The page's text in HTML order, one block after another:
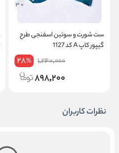
+ 3
ست شورت و سوتین اسفنجی طرح
گیپور کاپ A کد 1127
1,240,000
28%
898,200
نظرات کاربران